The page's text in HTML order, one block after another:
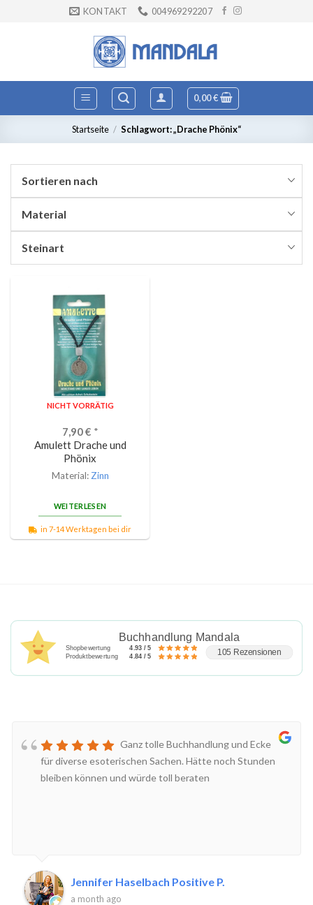
KONTAKT 004969292207
0,00€
Startseite / Schlagwort: „Drache Phönix“
Sortieren nach
Material
Steinart
NICHT VORRÄTIG
7,90€ *
Amulett Drache und
Phönix
Material: Zinn
WEITERLESEN
in 7-14 Werktagen bei dir
Buchhandlung Mandala
Shopbewertung
4.93 / 5
Produktbewertung
4.84 / 5 105 Rezensionen
Ganz tolle Buchhandlung und Ecke
für diverse esoterischen Sachen. Hätte noch Stunden
bleiben können und würde toll beraten
Jennifer Haselbach Positive P.
a month ago